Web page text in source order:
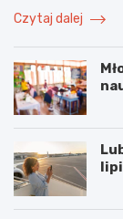
Czytaj dalej